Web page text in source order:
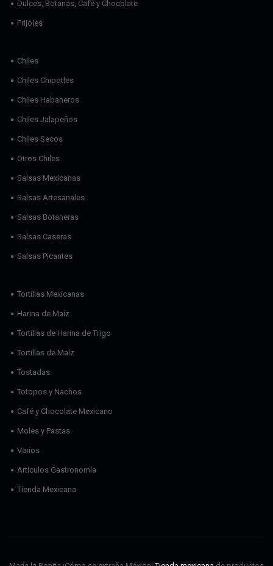
Dulces, Botanas, Café y Chocolate
Frijoles
Chiles
Chiles Chipotles
Chiles Habaneros
Chiles Jalapeños
Chiles Secos
Otros Chiles
Salsas Mexicanas
Salsas Artesanales
Salsas Botaneras
Salsas Caseras
Salsas Picantes
Tortillas Mexicanas
Harina de Maíz
Tortillas de Harina de Trigo
Tortillas de Maíz
Tostadas
Totopos y Nachos
Café y Chocolate Mexicano
Moles y Pastas
Varios
Artículos Gastronomía
Tienda Mexicana